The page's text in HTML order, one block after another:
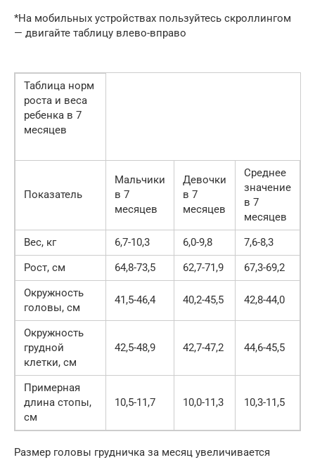
*На мобильных устройствах пользуйтесь скроллингом
— двигайте таблицу влево-вправо
Таблица норм
роста и веса
ребенка в 7
месяцев
Показатель
Мальчики
в 7
месяцев
Девочки
в 7
месяцев
Среднее
значение
в 7
месяцев
Вес, кг
6,7-10,3 6,0-9,8
7,6-8,3
Рост, см
64,8-73,5 62,7-71,9
67,3-69,2
Окружность
головы, см
41,5-46,4 40,2-45,5 42,8-44,0
Окружность
грудной
клетки, см
42,5-48,9 42,7-47,2 44,6-45,5
Примерная
длина стопы,
см
10,5-11,7 10,0-11,3 10,3-11,5
Размер головы грудничка за месяц увеличивается